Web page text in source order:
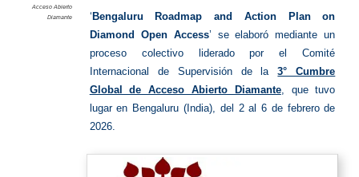
Acceso Abierto
Diamante
‘ Bengaluru Roadmap and Action Plan on
Diamond Open Access’ se elaboró mediante un
proceso colectivo liderado por el Comité
Internacional de Supervisión de la3° Cumbre
Global de Acceso Abierto Diamante, que tuvo
lugar en Bengaluru (India), del 2 al 6 de febrero de
2026.